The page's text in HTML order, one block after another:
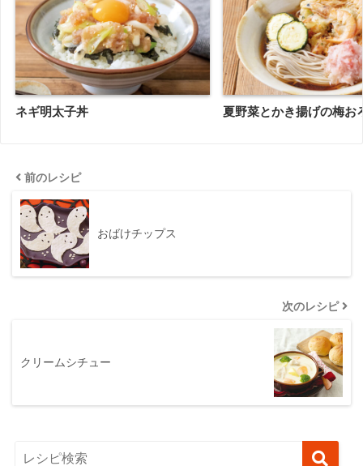
ネギ明太子丼 夏野菜とかき揚げの梅お
前のレシピ
おばけチップス
次のレシピ
クリームシチュー